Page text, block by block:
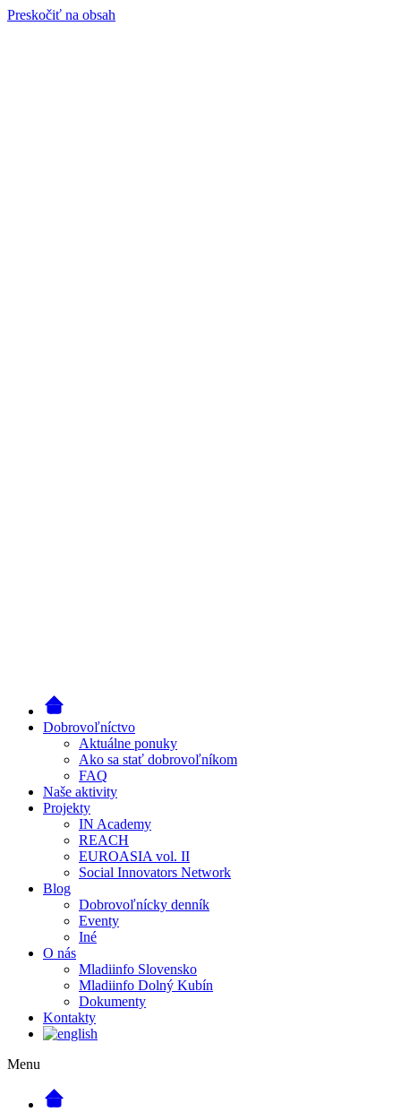
Preskočiť na obsah
Dobrovoľníctvo
Aktuálne ponuky
Ako sa stať dobrovoľníkom
FAQ
Naše aktivity
Projekty
IN Academy
REACH
EUROASIA vol. II
Social Innovators Network
Blog
Dobrovoľnícky denník
Eventy
Iné
O nás
Mladiinfo Slovensko
Mladiinfo Dolný Kubín
Dokumenty
Kontakty
Menu